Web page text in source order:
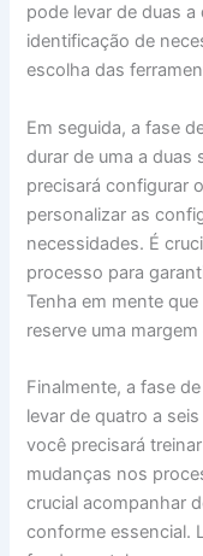
pode levar de duas
identificação de
escolha das
Em seguida, a fase
durar de uma a duas
precisará configurar
personalizar as
necessidades. É
processo para
Tenha em mente
reserve uma
Finalmente, a fase
levar de quatro a
você precisará
mudanças nos
crucial acompanhar
conforme essencial.